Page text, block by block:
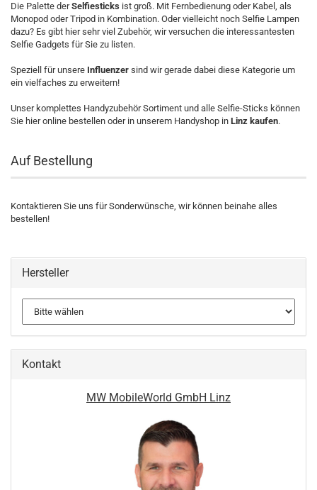
Die Palette derSelfiesticks ist groß. Mit Fernbedienung oder Kabel, als
Monopod oder Tripod in Kombination. Oder vielleicht noch Selfie Lampen
dazu? Es gibt hier sehr viel Zubehör, wir versuchen die interessantesten
Selfie Gadgets für Sie zu listen.
Speziell für unsere Influenzer sind wir gerade dabei diese Kategorie um
ein vielfaches zu erweitern!
Unser komplettes Handyzubehör Sortiment und alle Selfie-Sticks können
Sie hier online bestellen oder in unserem Handyshop in Linz kaufen.
Auf Bestellung
Kontaktieren Sie uns für Sonderwünsche, wir können beinahe alles
bestellen!
Hersteller
Kontakt
MW MobileWorld GmbH Linz